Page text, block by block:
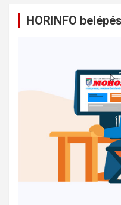
HORINFO